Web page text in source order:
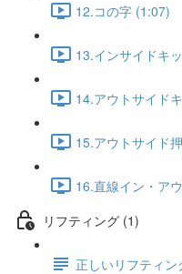
12.コの字 (1:07)
13.インサイドキ
14.アウトサイド
15.アウトサイド
16.直線イン・ア
リフティング (1)
正しいリフティン